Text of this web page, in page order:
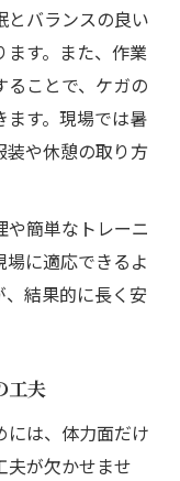
とバランスの良い
す。また、作業
ことで、ケガの
ます。現場では暑
装や休憩の取り方
簡単なトレーニ
に適応できるよ
結果的に長く安
工夫
には、体力面だけ
夫が欠かせませ